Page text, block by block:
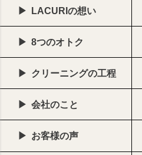
LACURIの想い
8つのオトク
クリーニングの工程
会社のこと
お客様の声